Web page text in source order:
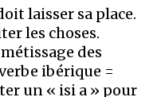
laisser sa place.
les choses.
des
ibérique =
un « isi a » pour